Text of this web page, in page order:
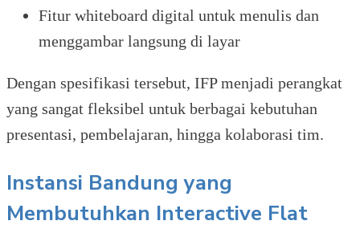
Fitur whiteboard digital untuk menulis dan
menggambar langsung di layar
Dengan spesifikasi tersebut, IFP menjadi perangkat
yang sangat fleksibel untuk berbagai kebutuhan
presentasi, pembelajaran, hingga kolaborasi tim.
Instansi Bandung yang
Membutuhkan Interactive Flat